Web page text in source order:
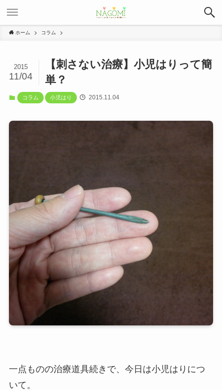
ホーム コラム
【刺さない治療】小児はりって簡
単？
2015
11/04
コラム 小児はり 2015.11.04
一点ものの治療道具続きで、今日は小児はりにつ
いて。